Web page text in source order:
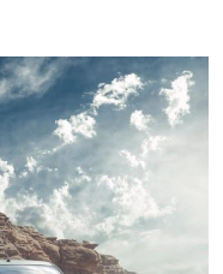
Inteligente
¿Qué estás
ofrece
errores.